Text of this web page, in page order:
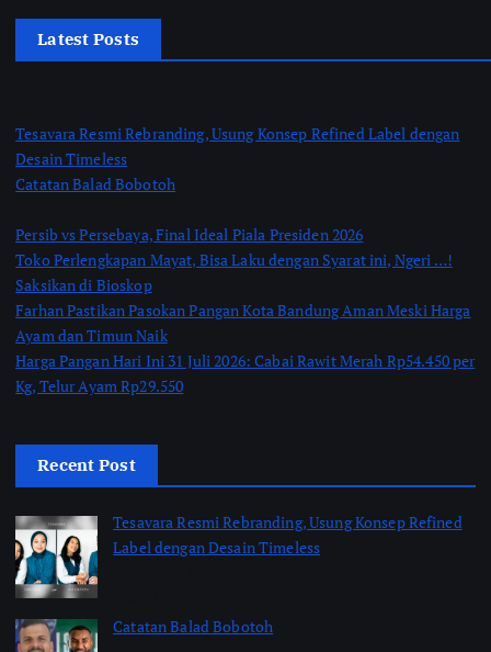
Latest Posts
Tesavara Resmi Rebranding, Usung Konsep Refined Label dengan
Desain Timeless
Catatan Balad Bobotoh
Persib vs Persebaya, Final Ideal Piala Presiden 2026
Toko Perlengkapan Mayat, Bisa Laku dengan Syarat ini, Ngeri …!
Saksikan di Bioskop
Farhan Pastikan Pasokan Pangan Kota Bandung Aman Meski Harga
Ayam dan Timun Naik
Harga Pangan Hari Ini 31 Juli 2026: Cabai Rawit Merah Rp54.450 per
Kg, Telur Ayam Rp29.550
Recent Post
Tesavara Resmi Rebranding, Usung Konsep Refined
Label dengan Desain Timeless
Catatan Balad Bobotoh